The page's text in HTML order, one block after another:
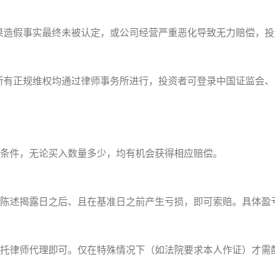
假事实最终未被认定，或公司经营严重恶化导致无力赔偿
正规维权均通过律师事务所进行，投资者可登录中国证监会
件，无论买入数量多少，均有机会获得相应赔偿。
述揭露日之后、且在基准日之前产生亏损，即可索赔。具体盈
律师代理即可。仅在特殊情况下（如法院要求本人作证）才需